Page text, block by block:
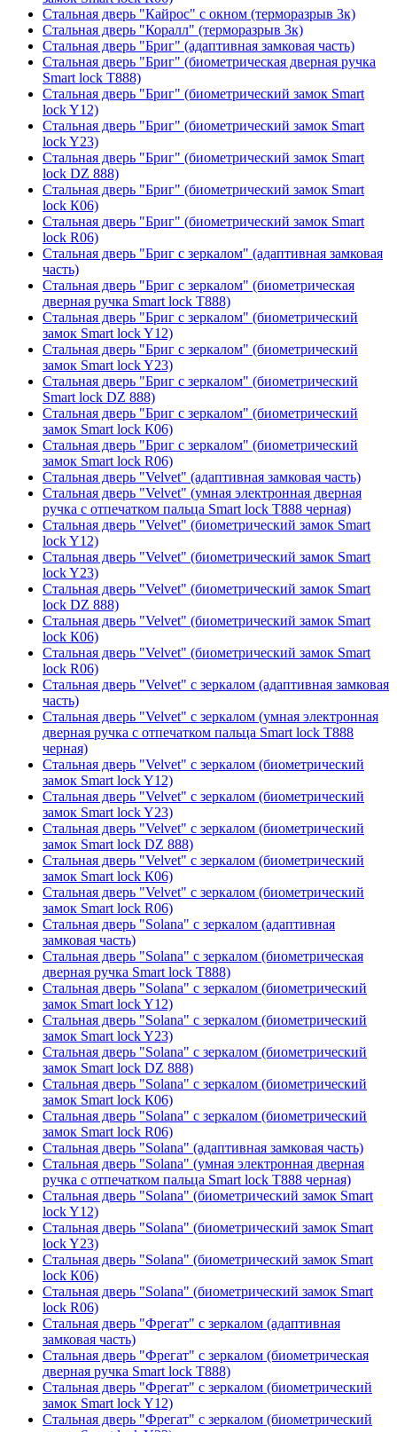
Стальная дверь "Кайрос" с окном (терморазрыв 3к)
Стальная дверь "Коралл" (терморазрыв 3к)
Стальная дверь "Бриг" (адаптивная замковая часть)
Стальная дверь "Бриг" (биометрическая дверная ручка
Smart lock T888)
Стальная дверь "Бриг" (биометрический замок Smart
lock Y12)
Стальная дверь "Бриг" (биометрический замок Smart
lock Y23)
Стальная дверь "Бриг" (биометрический замок Smart
lock DZ 888)
Стальная дверь "Бриг" (биометрический замок Smart
lock К06)
Стальная дверь "Бриг" (биометрический замок Smart
lock R06)
Стальная дверь "Бриг с зеркалом" (адаптивная замковая
часть)
Стальная дверь "Бриг с зеркалом" (биометрическая
дверная ручка Smart lock T888)
Стальная дверь "Бриг с зеркалом" (биометрический
замок Smart lock Y12)
Стальная дверь "Бриг с зеркалом" (биометрический
замок Smart lock Y23)
Стальная дверь "Бриг с зеркалом" (биометрический
Smart lock DZ 888)
Стальная дверь "Бриг с зеркалом" (биометрический
замок Smart lock К06)
Стальная дверь "Бриг с зеркалом" (биометрический
замок Smart lock R06)
Стальная дверь "Velvet" (адаптивная замковая часть)
Стальная дверь "Velvet" (умная электронная дверная
ручка с отпечатком пальца Smart lock T888 черная)
Стальная дверь "Velvet" (биометрический замок Smart
lock Y12)
Стальная дверь "Velvet" (биометрический замок Smart
lock Y23)
Стальная дверь "Velvet" (биометрический замок Smart
lock DZ 888)
Стальная дверь "Velvet" (биометрический замок Smart
lock К06)
Стальная дверь "Velvet" (биометрический замок Smart
lock R06)
Стальная дверь "Velvet" с зеркалом (адаптивная замковая
часть)
Стальная дверь "Velvet" с зеркалом (умная электронная
дверная ручка с отпечатком пальца Smart lock T888
черная)
Стальная дверь "Velvet" с зеркалом (биометрический
замок Smart lock Y12)
Стальная дверь "Velvet" с зеркалом (биометрический
замок Smart lock Y23)
Стальная дверь "Velvet" с зеркалом (биометрический
замок Smart lock DZ 888)
Стальная дверь "Velvet" с зеркалом (биометрический
замок Smart lock К06)
Стальная дверь "Velvet" с зеркалом (биометрический
замок Smart lock R06)
Стальная дверь "Solana" с зеркалом (адаптивная
замковая часть)
Стальная дверь "Solana" с зеркалом (биометрическая
дверная ручка Smart lock T888)
Стальная дверь "Solana" с зеркалом (биометрический
замок Smart lock Y12)
Стальная дверь "Solana" с зеркалом (биометрический
замок Smart lock Y23)
Стальная дверь "Solana" с зеркалом (биометрический
замок Smart lock DZ 888)
Стальная дверь "Solana" с зеркалом (биометрический
замок Smart lock К06)
Стальная дверь "Solana" с зеркалом (биометрический
замок Smart lock R06)
Стальная дверь "Solana" (адаптивная замковая часть)
Стальная дверь "Solana" (умная электронная дверная
ручка с отпечатком пальца Smart lock T888 черная)
Стальная дверь "Solana" (биометрический замок Smart
lock Y12)
Стальная дверь "Solana" (биометрический замок Smart
lock Y23)
Стальная дверь "Solana" (биометрический замок Smart
lock К06)
Стальная дверь "Solana" (биометрический замок Smart
lock R06)
Стальная дверь "Фрегат" с зеркалом (адаптивная
замковая часть)
Стальная дверь "Фрегат" с зеркалом (биометрическая
дверная ручка Smart lock T888)
Стальная дверь "Фрегат" с зеркалом (биометрический
замок Smart lock Y12)
Стальная дверь "Фрегат" с зеркалом (биометрический